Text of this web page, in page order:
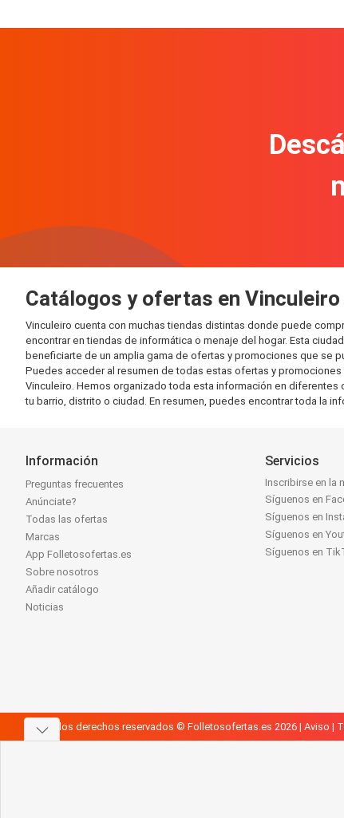
Catálogos y ofertas en Vinculeiro
Vinculeiro cuenta con muchas tiendas distintas donde puede
encontrar en tiendas de informática o menaje del hogar. Esta
beneficiarte de un amplia gama de ofertas y promociones que se
Puedes acceder al resumen de todas estas ofertas y
Vinculeiro. Hemos organizado toda esta información en diferentes
tu barrio, distrito o ciudad. En resumen, puedes encontrar toda la
Información
Preguntas frecuentes
Anúnciate?
Todas las ofertas
Marcas
App Folletosofertas.es
Sobre nosotros
Añadir catálogo
Noticias
Servicios
Inscribirse en la
Síguenos en
Síguenos en
Síguenos en
Síguenos en
Todos los derechos reservados © Folletosofertas.es 2026 | Aviso |